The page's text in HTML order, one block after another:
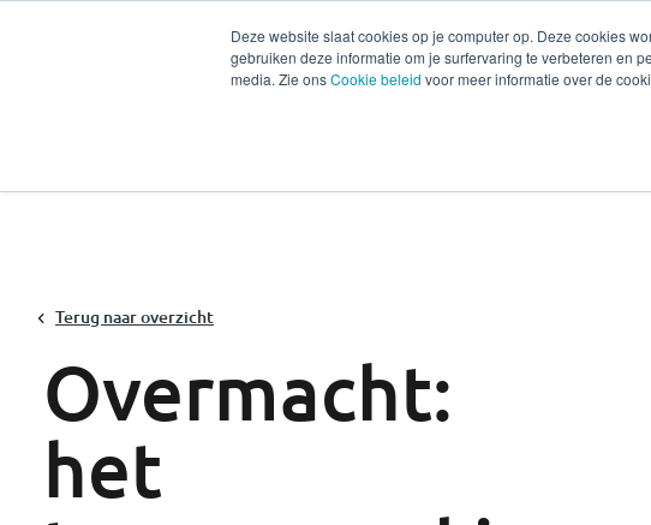
Deze website slaat cookies op je computer op. Deze cookies
gebruiken deze informatie om je surfervaring te verbeteren en
media. Zie onsCookie beleid voor meer informatie over de
Diensten Sectoren
Terug naar overzicht
Overmacht:
het